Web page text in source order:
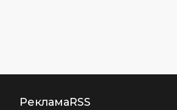
РекламаRSS